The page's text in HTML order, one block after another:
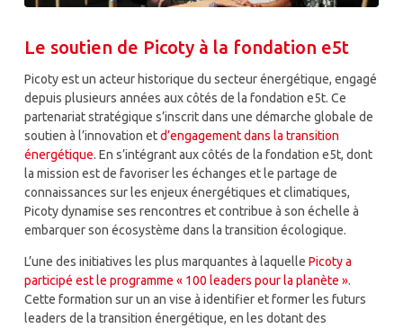
Le soutien de Picoty à la fondation e5t
Picoty est un acteur historique du secteur énergétique, engagé
depuis plusieurs années aux côtés de la fondation e5t. Ce
partenariat stratégique s’inscrit dans une démarche globale de
soutien à l’innovation etd’engagement dans la transition
énergétique. En s’intégrant aux côtés de la fondation e5t, dont
la mission est de favoriser les échanges et le partage de
connaissances sur les enjeux énergétiques et climatiques,
Picoty dynamise ses rencontres et contribue à son échelle à
embarquer son écosystème dans la transition écologique.
L’une des initiatives les plus marquantes à laquellePicoty a
participé est le programme « 100 leaders pour la planète ».
Cette formation sur un an vise à identifier et former les futurs
leaders de la transition énergétique, en les dotant des